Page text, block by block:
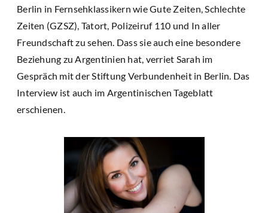
Berlin in Fernsehklassikern wie Gute Zeiten, Schlechte
Zeiten (GZSZ), Tatort, Polizeiruf 110 und In aller
Freundschaft zu sehen. Dass sie auch eine besondere
Beziehung zu Argentinien hat, verriet Sarah im
Gespräch mit der Stiftung Verbundenheit in Berlin. Das
Interview ist auch im Argentinischen Tageblatt
erschienen.